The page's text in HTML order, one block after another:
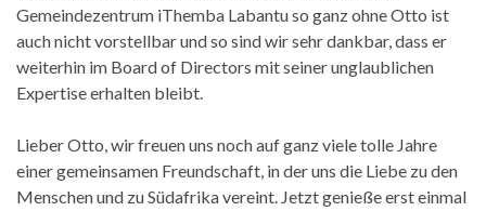
Gemeindezentrum iThemba Labantu so ganz ohne Otto ist
auch nicht vorstellbar und so sind wir sehr dankbar, dass er
weiterhin im Board of Directors mit seiner unglaublichen
Expertise erhalten bleibt.
Lieber Otto, wir freuen uns noch auf ganz viele tolle Jahre
einer gemeinsamen Freundschaft, in der uns die Liebe zu den
Menschen und zu Südafrika vereint. Jetzt genieße erst einmal